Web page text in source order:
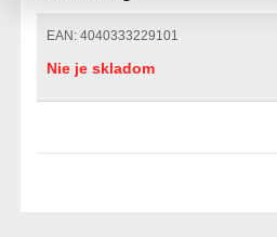
EAN: 4040333229101
Nie je skladom